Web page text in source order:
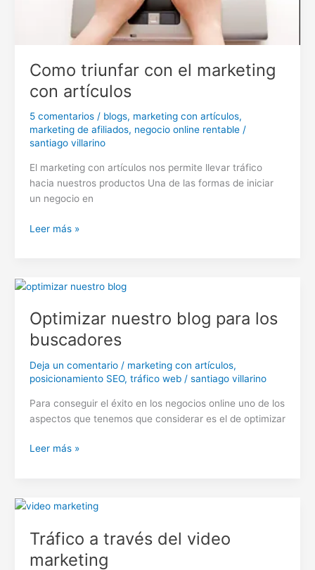
Como triunfar con el marketing
con artículos
5 comentarios / blogs, marketing con artículos,
marketing de afiliados, negocio online rentable/
santiago villarino
El marketing con artículos nos permite llevar tráfico
hacia nuestros productos Una de las formas de iniciar
un negocio en
Como
marketing
artículos
Leer más »
Optimizar nuestro blog para los
buscadores
Deja un comentario / marketing con artículos,
posicionamiento SEO, tráfico web/ santiago villarino
Para conseguir el éxito en los negocios online uno de los
aspectos que tenemos que considerar es el de optimizar
Optimizar
los
Leer más »
Tráfico a través del video
marketing